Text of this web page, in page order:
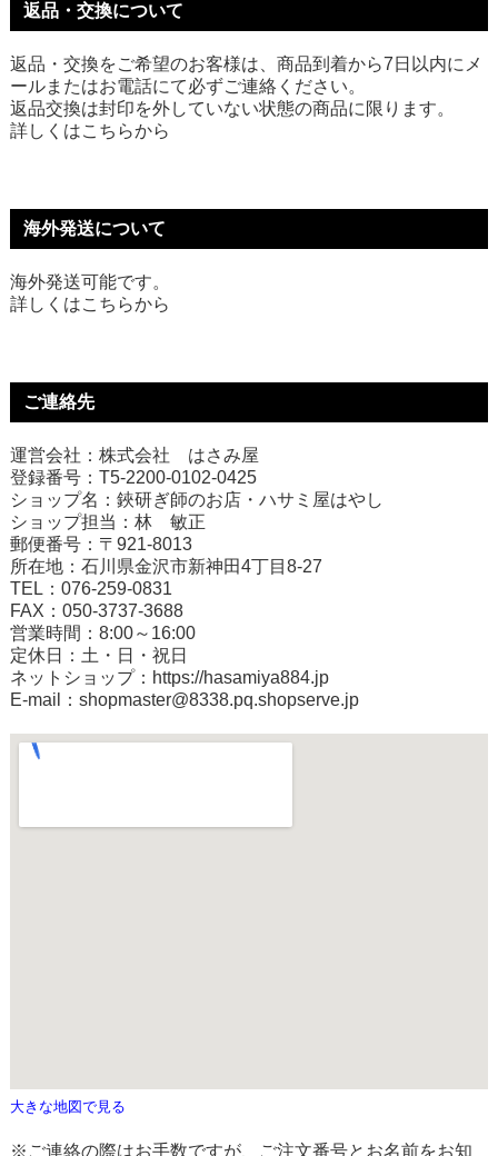
返品・交換について
返品・交換をご希望のお客様は、商品到着から7日以内にメ
ールまたはお電話にて必ずご連絡ください。
返品交換は封印を外していない状態の商品に限ります。
詳しくはこちらから
海外発送について
海外発送可能です。
詳しくはこちらから
ご連絡先
運営会社：株式会社 はさみ屋
登録番号：T5-2200-0102-0425
ショップ名：鋏研ぎ師のお店・ハサミ屋はやし
ショップ担当：林 敏正
郵便番号：〒921-8013
所在地：石川県金沢市新神田4丁目8-27
TEL：076-259-0831
FAX：050-3737-3688
営業時間：8:00～16:00
定休日：土・日・祝日
ネットショップ： https://hasamiya884.jp
E-mail：shopmaster@8338.pq.shopserve.jp
大きな地図で見る
※ご連絡の際はお手数ですが、ご注文番号とお名前をお知